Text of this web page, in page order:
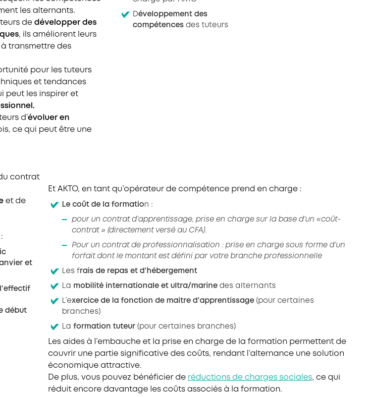
les alternants.
de développer des
, ils améliorent leurs
transmettre des
pour les tuteurs
et tendances
peut les inspirer et
d’évoluer en
ce qui peut être une
Développement des
compétences des tuteurs
contrat
et de
:
et
l’effectif
début
Et AKTO, en tant qu’opérateur de compétence prend en charge :
Le coût de la formation :
pour un contrat d’apprentissage, prise en charge sur la base d’un «coût-
contrat » (directement versé au CFA).
Pour un contrat de professionnalisation : prise en charge sous forme d’un
forfait dont le montant est défini par votre branche professionnelle
Les frais de repas et d’hébergement
La mobilité internationale et ultra/marine des alternants
L’exercice de la fonction de maitre d’apprentissage (pour certaines
branches)
La formation tuteur (pour certaines branches)
Les aides à l’embauche et la prise en charge de la formation permettent de
couvrir une partie significative des coûts, rendant l’alternance une solution
économique attractive.
De plus, vous pouvez bénéficier de réductions de charges sociales, ce qui
réduit encore davantage les coûts associés à la formation.